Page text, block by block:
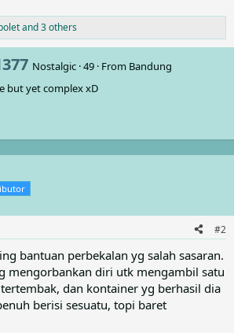
and 3 others
Nostalgic ·49 · From Bandung
but yet complex xD
#2
bantuan perbekalan yg salah sasaran.
mengorbankan diri utk mengambil satu
dan kontainer yg berhasil dia
berisi sesuatu, topi baret